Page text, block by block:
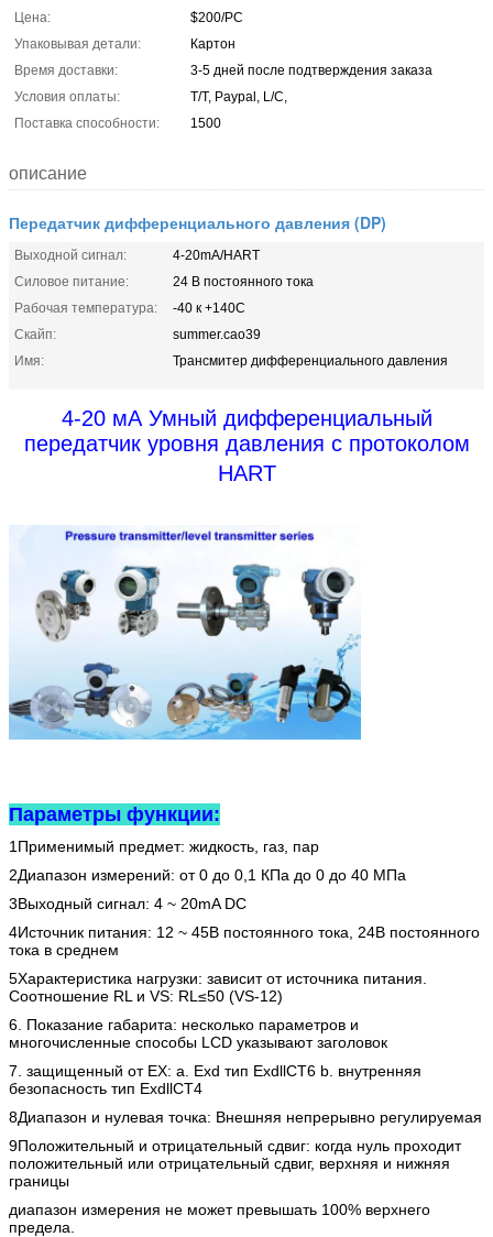
Цена:
$200/PC
Упаковывая детали:
Картон
Время доставки:
3-5 дней после подтверждения заказа
Условия оплаты:
T/T, Paypal, L/C,
Поставка способности:
1500
описание
Передатчик дифференциального давления (DP)
Выходной сигнал:
4-20mA/HART
Силовое питание:
24 В постоянного тока
Рабочая температура:
-40 к +140C
Скайп:
summer.cao39
Имя:
Трансмитер дифференциального давления
4-20 мА Умный дифференциальный
передатчик уровня давления с протоколом
HART
Параметры функции:
1Применимый предмет: жидкость, газ, пар
2Диапазон измерений: от 0 до 0,1 КПа до 0 до 40 МПа
3Выходный сигнал: 4 ~ 20mA DC
4Источник питания: 12 ~ 45В постоянного тока, 24В постоянного
тока в среднем
5Характеристика нагрузки: зависит от источника питания.
Соотношение RL и VS: RL≤50 (VS-12)
6. Показание габарита: несколько параметров и
многочисленные способы LCD указывают заголовок
7. защищенный от EX: a. Exd тип ExdllCT6 b. внутренняя
безопасность тип ExdllCT4
8Диапазон и нулевая точка: Внешняя непрерывно регулируемая
9Положительный и отрицательный сдвиг: когда нуль проходит
положительный или отрицательный сдвиг, верхняя и нижняя
границы
диапазон измерения не может превышать 100% верхнего
предела.